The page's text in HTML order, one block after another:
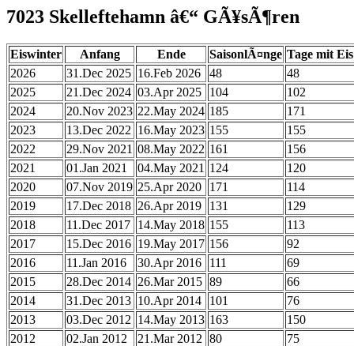
7023 Skelleftehamn â€“ GÃ¥sÃ¶ren
Eiswinter Anfang Ende SaisonlÃ¤nge Tage mit Eis
2026
31.Dec 2025 16.Feb 2026 48
48
2025
21.Dec 2024 03.Apr 2025 104
102
2024
20.Nov 2023 22.May 2024 185
171
2023
13.Dec 2022 16.May 2023 155
155
2022
29.Nov 2021 08.May 2022 161
156
2021
01.Jan 2021 04.May 2021 124
120
2020
07.Nov 2019 25.Apr 2020 171
114
2019
17.Dec 2018 26.Apr 2019 131
129
2018
11.Dec 2017 14.May 2018 155
113
2017
15.Dec 2016 19.May 2017 156
92
2016
11.Jan 2016 30.Apr 2016 111
69
2015
28.Dec 2014 26.Mar 2015 89
66
2014
31.Dec 2013 10.Apr 2014 101
76
2013
03.Dec 2012 14.May 2013 163
150
2012
02.Jan 2012 21.Mar 2012 80
75